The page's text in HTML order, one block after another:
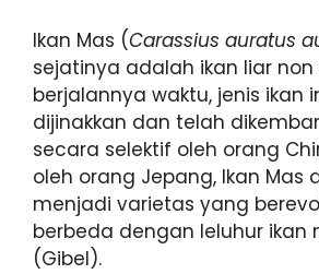
Ikan Mas (Carassius auratus
sejatinya adalah ikan liar non
berjalannya waktu, jenis ikan
dijinakkan dan telah
secara selektif oleh orang
oleh orang Jepang, Ikan Mas
menjadi varietas yang
berbeda dengan leluhur ikan
(Gibel).